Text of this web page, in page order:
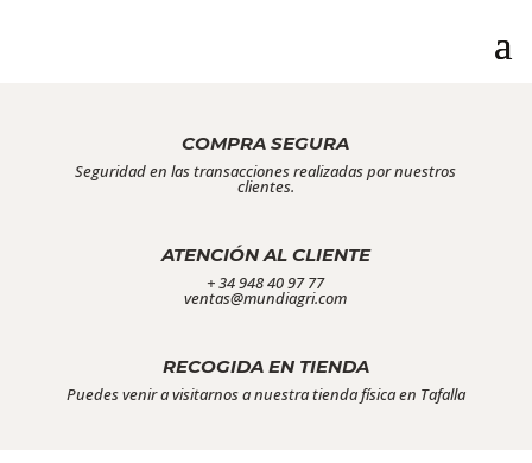
COMPRA SEGURA
Seguridad en las transacciones realizadas por nuestros
clientes.
ATENCIÓN AL CLIENTE
+ 34 948 40 97 77
ventas@mundiagri.com
RECOGIDA EN TIENDA
Puedes venir a visitarnos a nuestra tienda física en Tafalla